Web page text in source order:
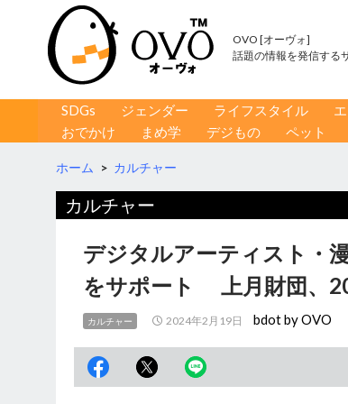
OVO [オーヴォ]
話題の情報を発信する
コンテンツへ移動
SDGs ジェンダー ライフスタイル
おでかけ
まめ学 デジもの ペット
ホーム > カルチャー
カルチャー
デジタルアーティスト・
をサポート 上月財団、
カルチャー 2024年2月19日 bdot by OVO